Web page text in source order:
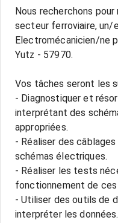
Nous recherchons
secteur ferroviaire,
Electromécanicien/ne
Yutz - 57970.
Vos tâches seront les
- Diagnostiquer et
interprétant des
appropriées.
- Réaliser des
schémas électriques.
- Réaliser les tests
fonctionnement de
- Utiliser des outils de
interpréter les données.